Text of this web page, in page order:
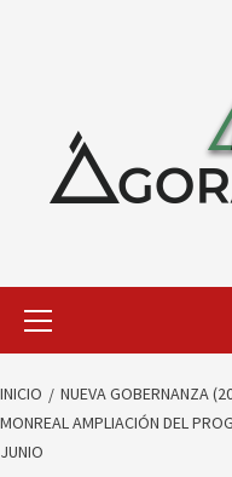
INICIO NUEVA GOBERNANZA
MONREAL AMPLIACIÓN DEL
JUNIO